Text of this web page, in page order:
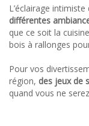
L’éclairage
différentes
que ce soit la
bois à rallonges
Pour vos
région, des jeux de
quand vous ne